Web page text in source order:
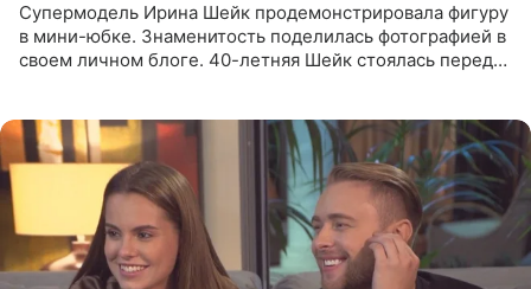
Супермодель Ирина Шейк продемонстрировала фигуру
в мини-юбке. Знаменитость поделилась фотографией в
своем личном блоге. 40-летняя Шейк стоялась перед